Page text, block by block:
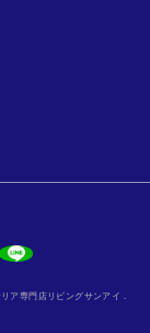
ア専門店リビングサンアイ .